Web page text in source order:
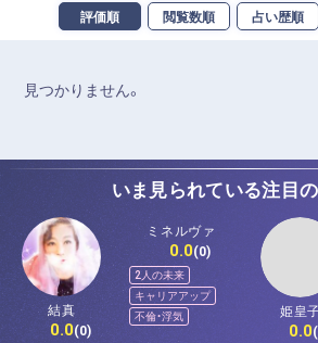
評価順 閲覧数順 占い歴順
見つかりません。
いま見られている注目
結真
0.0(0)
ミネルヴァ
0.0(0)
2人の未来
キャリアアップ
不倫・浮気
姫皇
0.0